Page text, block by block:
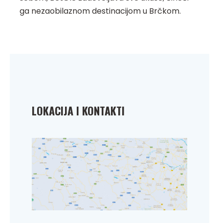
ga nezaobilaznom destinacijom u Brčkom.
LOKACIJA I KONTAKTI